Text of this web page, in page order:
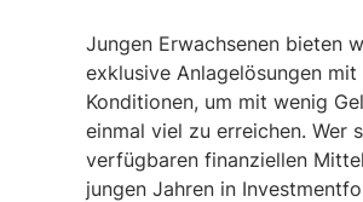
Jungen Erwachsenen bieten
exklusive Anlagelösungen
Konditionen, um mit wenig
einmal viel zu erreichen. Wer
verfügbaren finanziellen
jungen Jahren in